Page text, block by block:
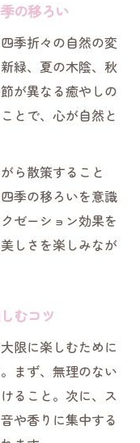
の移ろい
季折々の自然の変
緑、夏の木陰、秋
が異なる癒やしの
とで、心が自然と
ら散策すること
季の移ろいを意識
ゼーション効果を
しさを楽しみなが
むコツ
限に楽しむために
まず、無理のない
ること。次に、ス
や香りに集中する